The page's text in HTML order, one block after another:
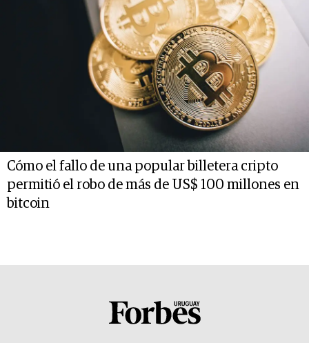
Cómo el fallo de una popular billetera cripto
permitió el robo de más de US$ 100 millones en
bitcoin